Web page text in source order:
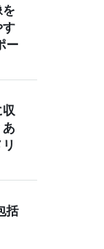
ー
括